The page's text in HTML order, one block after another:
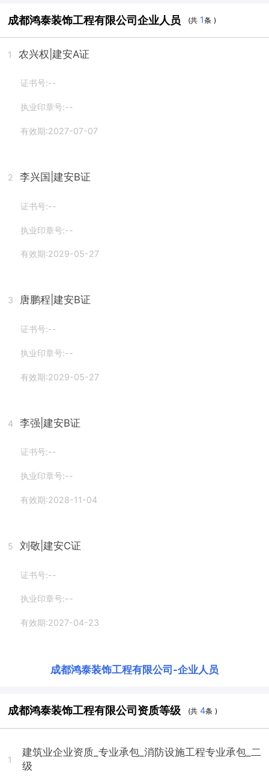
成都鸿泰装饰工程有限公司企业人员 (共 1条 )
1 农兴权 |建安A证
证书号:--
执业印章号:--
有效期:2027-07-07
2 李兴国 |建安B证
证书号:--
执业印章号:--
有效期:2029-05-27
3 唐鹏程 |建安B证
证书号:--
执业印章号:--
有效期:2029-05-27
4 李强 |建安B证
证书号:--
执业印章号:--
有效期:2028-11-04
5 刘敬 |建安C证
证书号:--
执业印章号:--
有效期:2027-04-23
成都鸿泰装饰工程有限公司 -企业人员
成都鸿泰装饰工程有限公司资质等级 (共4条 )
1
建筑业企业资质_专业承包_消防设施工程专业承包_二
级